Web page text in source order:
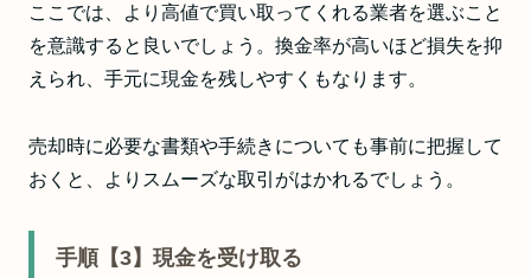
ここでは、より高値で買い取ってくれる業者を選ぶこと
を意識すると良いでしょう。換金率が高いほど損失を抑
えられ、手元に現金を残しやすくもなります。
売却時に必要な書類や手続きについても事前に把握して
おくと、よりスムーズな取引がはかれるでしょう。
手順【3】現金を受け取る